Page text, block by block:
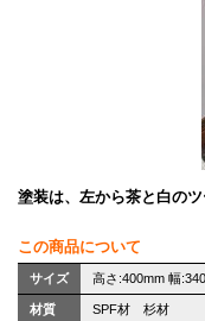
塗装は、左から茶と白
この商品について
サイズ 高さ:400mm 幅
材質 SPF材 杉材